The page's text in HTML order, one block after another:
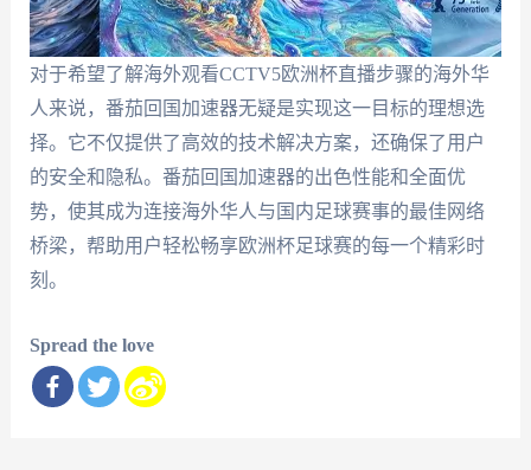
对于希望了解海外观看CCTV5欧洲杯直播步骤的海外华
人来说，番茄回国加速器无疑是实现这一目标的理想选
择。它不仅提供了高效的技术解决方案，还确保了用户
的安全和隐私。番茄回国加速器的出色性能和全面优
势，使其成为连接海外华人与国内足球赛事的最佳网络
桥梁，帮助用户轻松畅享欧洲杯足球赛的每一个精彩时
刻。
Spread the love